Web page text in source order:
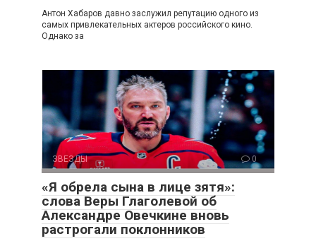
Антон Хабаров давно заслужил репутацию одного из
самых привлекательных актеров российского кино.
Однако за
ЗВЕЗДЫ 0
«Я обрела сына в лице зятя»:
слова Веры Глаголевой об
Александре Овечкине вновь
растрогали поклонников